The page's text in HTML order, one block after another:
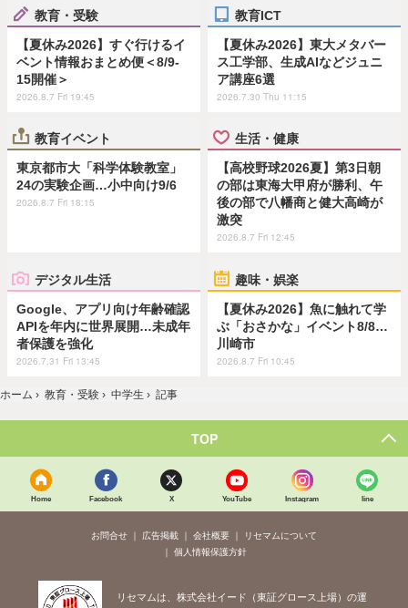
教育・受験
【夏休み2026】すぐ行けるイ
ベント情報おまとめ便＜8/9-
15開催＞
2026.8.7 Fri 19:45
教育ICT
【夏休み2026】東大メタバー
ス工学部、生成AIなどジュニ
ア講座6選
2026.7.30 Thu 11:15
教育イベント
東京都市大「科学体験教室」
24の実験企画…小中向け9/6
2026.8.7 Fri 18:15
生活・健康
【高校野球2026夏】第3日朝
の部は東海大甲府が勝利、午
後の部で八幡商と健大高崎が
激突
2026.8.7 Fri 12:45
デジタル生活
Google、アプリ向け年齢確認
APIを年内に世界展開…未成年
者保護を強化
2026.7.31 Fri 13:45
趣味・娯楽
【夏休み2026】魚に触れて学
ぶ「おさかな」イベント8/8…
川崎市
2026.8.7 Fri 10:45
ホーム › 教育・受験 › 中学生 › 記事
TOP
Home Facebook X YouTube Instagram line
お問合せ 広告掲載 会社概要
リセマムについて
個人情報保護方針
リセマムは、株式会社イード（東証グロース上場）の運